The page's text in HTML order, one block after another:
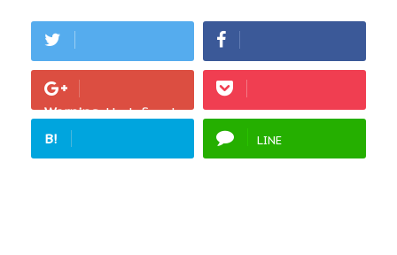
Warning: Undefined
array key "Google+"
in/home/fukurou-
B! LINE